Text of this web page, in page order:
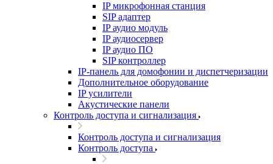
IP микрофонная станция
SIP адаптер
IP аудио модуль
IP аудиосервер
IP аудио ПО
SIP контроллер
IP-панель для домофонии и диспетчеризации
Дополнительное оборудование
IP усилители
Акустические панели
Контроль доступа и сигнализация
Контроль доступа и сигнализация
Контроль доступа